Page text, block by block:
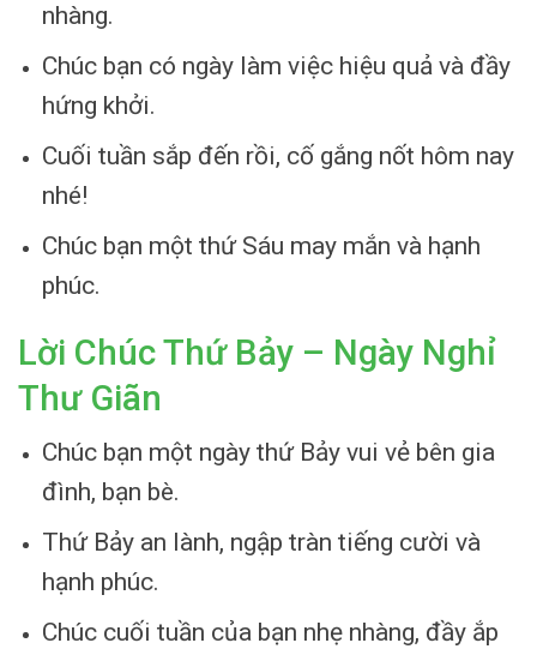
nhàng.
Chúc bạn có ngày làm việc hiệu quả và đầy
hứng khởi.
Cuối tuần sắp đến rồi, cố gắng nốt hôm nay
nhé!
Chúc bạn một thứ Sáu may mắn và hạnh
phúc.
Lời Chúc Thứ Bảy – Ngày Nghỉ
Thư Giãn
Chúc bạn một ngày thứ Bảy vui vẻ bên gia
đình, bạn bè.
Thứ Bảy an lành, ngập tràn tiếng cười và
hạnh phúc.
Chúc cuối tuần của bạn nhẹ nhàng, đầy ắp